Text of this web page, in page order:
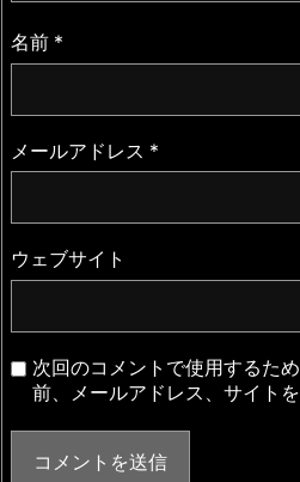
名前 *
メールアドレス *
ウェブサイト
次回のコメントで使用するた
前、メールアドレス、サイトを